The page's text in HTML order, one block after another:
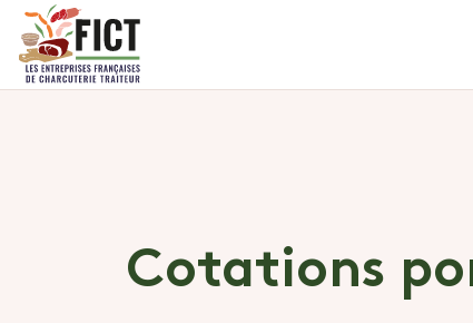
Cotations